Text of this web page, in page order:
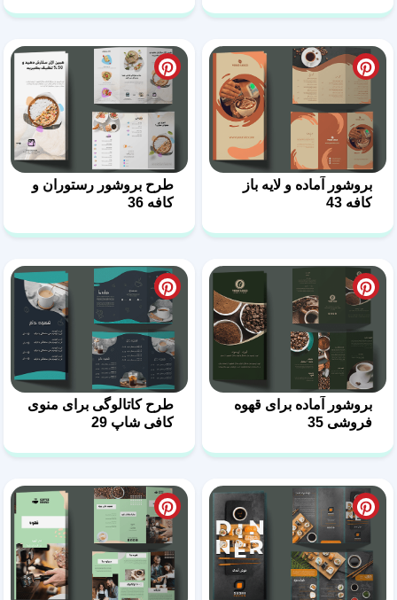
بروشور آماده و لایه باز
کافه 43
طرح بروشور رستوران و
کافه 36
بروشور آماده برای قهوه
فروشی 35
طرح کاتالوگی برای منوی
کافی شاپ 29